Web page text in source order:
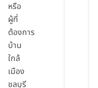
หรือ
ผู้ที่
ต้องการ
บ้าน
ใกล้
เมือง
ชลบุรี